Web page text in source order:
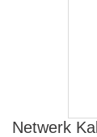
Netwerk